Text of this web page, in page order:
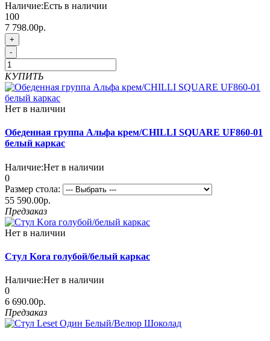
Наличие:Есть в наличии
100
7 798.00р.
+
-
КУПИТЬ
Нет в наличии
Обеденная группа Альфа крем/CHILLI SQUARE UF860-01
белый каркас
Наличие:Нет в наличии
0
Размер стола:
55 590.00р.
Предзаказ
Нет в наличии
Стул Kora голубой/белый каркас
Наличие:Нет в наличии
0
6 690.00р.
Предзаказ